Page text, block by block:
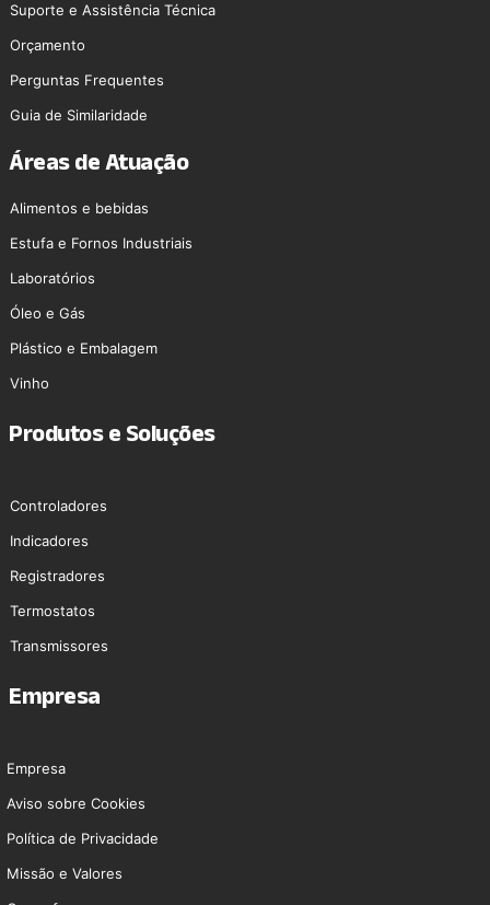
Suporte e Assistência Técnica
Orçamento
Perguntas Frequentes
Guia de Similaridade
Áreas de Atuação
Alimentos e bebidas
Estufa e Fornos Industriais
Laboratórios
Óleo e Gás
Plástico e Embalagem
Vinho
Produtos e Soluções
Controladores
Indicadores
Registradores
Termostatos
Transmissores
Empresa
Empresa
Aviso sobre Cookies
Polí­tica de Privacidade
Missão e Valores